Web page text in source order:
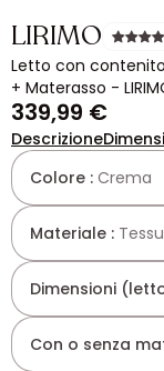
LIRIMO
Letto con
+ Materasso -
339,99 €
Descrizione
Colore : Crema
Materiale :
Dimensioni
Con o senza